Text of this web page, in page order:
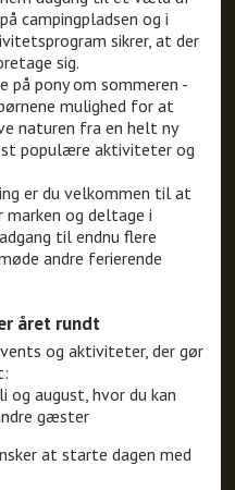
campingpladsen og i
sikrer, at der
sig.
pony om sommeren -
mulighed for at
naturen fra en helt ny
populære aktiviteter og
er du velkommen til at
marken og deltage i
til endnu flere
andre ferierende
året rundt
og aktiviteter, der gør
og august, hvor du kan
gæster
at starte dagen med